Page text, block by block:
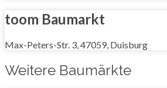
toom Baumarkt
Max-Peters-Str. 3, 47059, Duisburg
Weitere Baumärkte